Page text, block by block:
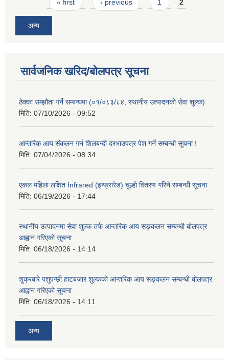
« first ‹ previous 1 2
अन्य
सार्वजनिक खरिद/बोलपत्र सूचना
ठेक्का सम्झौता गर्ने सम्बन्धमा (०१/०८३/८४, स्थानीय उत्पादनको सेवा शुल्क)
मिति: 07/10/2026 - 09:52
आन्तरिक आय संकलन गर्न शिलबन्दी दरभाउपत्र पेश गर्ने सम्बन्धी सूचना !
मिति: 07/04/2026 - 08:34
एकल महिला लक्षित Infrared (इन्फ्रारेड) चुल्हो वितरण गरिने सम्बन्धी सूचना
मिति: 06/19/2026 - 17:44
स्थानीय उत्पादनमा सेवा शुल्क तर्फ आन्तरिक आय सङ्कलन सम्बन्धी बोलपत्र
आह्वान गरिएको सूचना
मिति: 06/18/2026 - 14:14
शुक्रबारे पशुपन्छी हाटबजार शुल्कको आन्तरिक आय सङ्कलन सम्बन्धी बोलपत्र
आह्वान गरिएको सूचना
मिति: 06/18/2026 - 14:11
अन्य